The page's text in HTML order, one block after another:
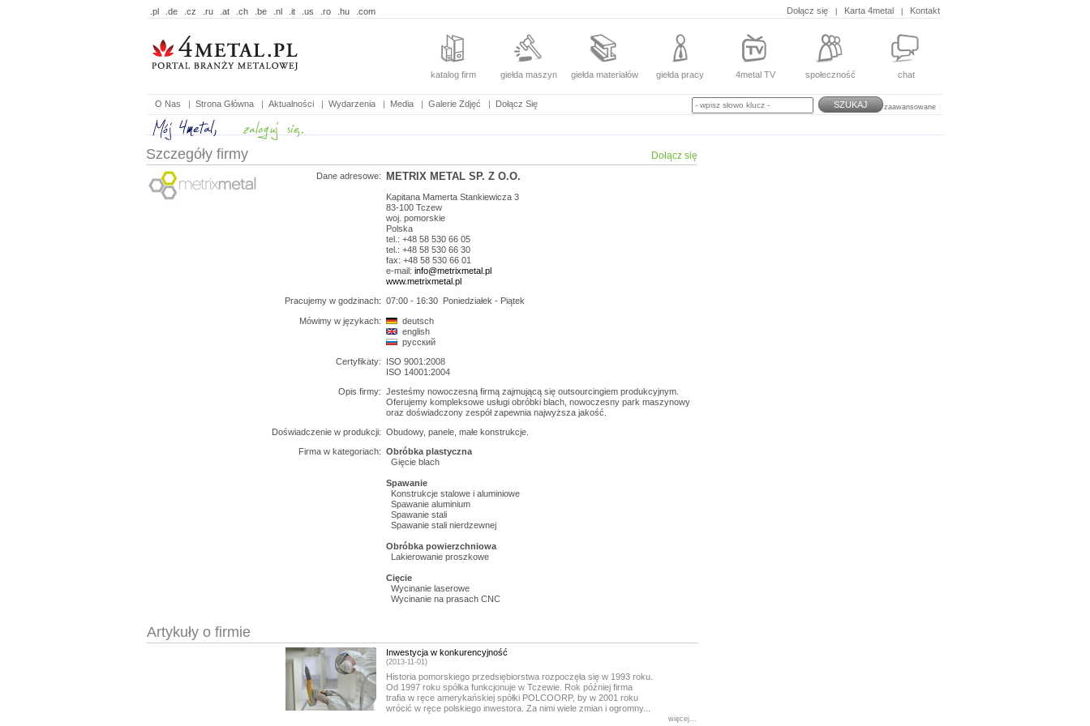
.pl .de .cz .ru .at .ch .be .nl .it .us .ro .hu .com Dołącz się Karta 4metal Kontakt
katalog firm giełda maszyn giełda materiałów giełda pracy 4metal TV społeczność chat
O Nas | Strona Główna | Aktualności | Wydarzenia | Media | Galerie Zdjęć | Dołącz Się SZUKAJ zaawansowane
Szczegóły firmy Dołącz się
Dane adresowe: METRIX METAL SP. Z O.O.
Kapitana Mamerta Stankiewicza 3
83-100 Tczew
woj. pomorskie
Polska
tel.: +48 58 530 66 05
tel.: +48 58 530 66 30
fax: +48 58 530 66 01
e-mail: info@metrixmetal.pl
www.metrixmetal.pl
Pracujemy w godzinach: 07:00 - 16:30 Poniedziałek - Piątek
Mówimy w językach:
deutsch
english
русский
Certyfikaty:
ISO 9001:2008
ISO 14001:2004
Opis firmy: Jesteśmy nowoczesną firmą zajmującą się outsourcingiem produkcyjnym.
Oferujemy kompleksowe usługi obróbki blach, nowoczesny park maszynowy
oraz doświadczony zespół zapewnia najwyższa jakość.
Doświadczenie w produkcji: Obudowy, panele, małe konstrukcje.
Firma w kategoriach: Obróbka plastyczna
Gięcie blach
Spawanie
Konstrukcje stalowe i aluminiowe
Spawanie aluminium
Spawanie stali
Spawanie stali nierdzewnej
Obróbka powierzchniowa
Lakierowanie proszkowe
Cięcie
Wycinanie laserowe
Wycinanie na prasach CNC
Artykuły o firmie
Inwestycja w konkurencyjność
(2013-11-01)
Historia pomorskiego przedsiębiorstwa rozpoczęła się w 1993 roku.
Od 1997 roku spółka funkcjonuje w Tczewie. Rok później firma
trafia w ręce amerykańskiej spółki POLCOORP, by w 2001 roku
wrócić w ręce polskiego inwestora. Za nimi wiele zmian i ogromny...
więcej...